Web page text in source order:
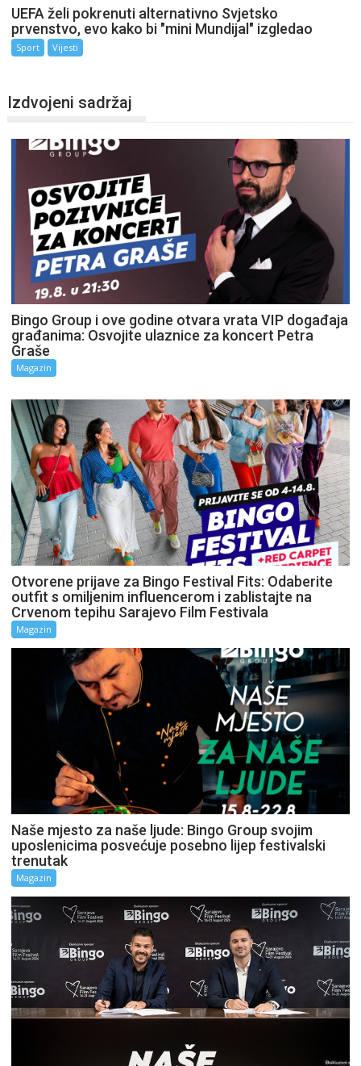
UEFA želi pokrenuti alternativno Svjetsko
prvenstvo, evo kako bi "mini Mundijal" izgledao
Sport Vijesti
Izdvojeni sadržaj
Bingo Group i ove godine otvara vrata VIP događaja
građanima: Osvojite ulaznice za koncert Petra
Graše
Magazin
Otvorene prijave za Bingo Festival Fits: Odaberite
outfit s omiljenim influencerom i zablistajte na
Crvenom tepihu Sarajevo Film Festivala
Magazin
Naše mjesto za naše ljude: Bingo Group svojim
uposlenicima posvećuje posebno lijep festivalski
trenutak
Magazin